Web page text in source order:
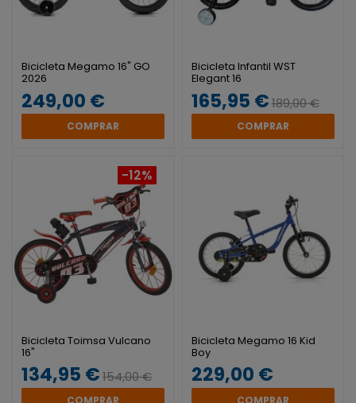
Bicicleta Megamo 16" GO
2026
249,00 €
COMPRAR
Bicicleta Infantil WST
Elegant 16
165,95 €189,00 €
COMPRAR
-12%
Bicicleta Toimsa Vulcano
16"
134,95 €154,00 €
COMPRAR
Bicicleta Megamo 16 Kid
Boy
229,00 €
COMPRAR